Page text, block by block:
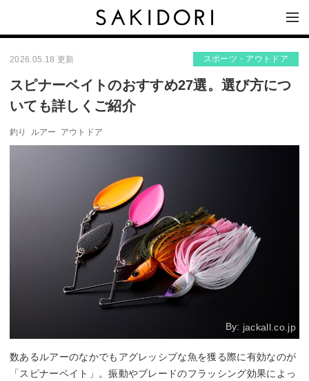
2026.05.18 更新 スポーツ・アウトドア
スピナーベイトのおすすめ27選。選び方につ
いても詳しくご紹介
釣り ルアー アウトドア
By: jackall.co.jp
数あるルアーのなかでもアグレッシブな魚を獲る際に有効なのが
「スピナーベイト」。振動やブレードのフラッシング効果によっ